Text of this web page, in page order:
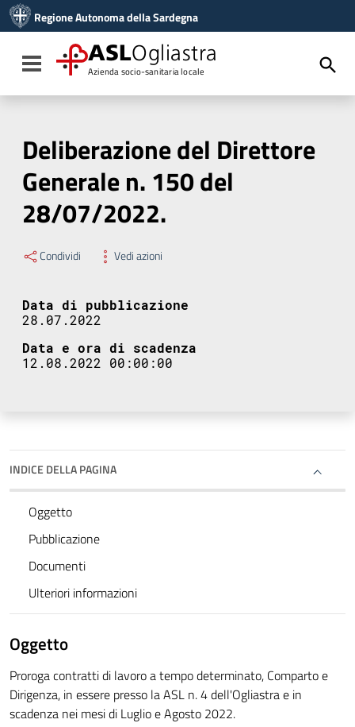
Vai al menu di navigazione
Vai al footer
Regione Autonoma della Sardegna
Toggle navigation
ASLOgliastra
Azienda socio-sanitaria locale
Deliberazione del Direttore
Generale n. 150 del
28/07/2022.
Condividi Vedi azioni
Data di pubblicazione
28.07.2022
Data e ora di scadenza
12.08.2022 00:00:00
INDICE DELLA PAGINA
Oggetto
Pubblicazione
Documenti
Ulteriori informazioni
Oggetto
Proroga contratti di lavoro a tempo determinato, Comparto e
Dirigenza, in essere presso la ASL n. 4 dell'Ogliastra e in
scadenza nei mesi di Luglio e Agosto 2022.